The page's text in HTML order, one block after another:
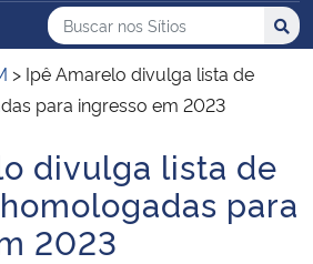
e Abastecimento
do Sítio
Busca
Buscar no nos Sítios
Busca:
> Ipê Amarelo divulga lista de
para ingresso em 2023
divulga lista de
para
2023